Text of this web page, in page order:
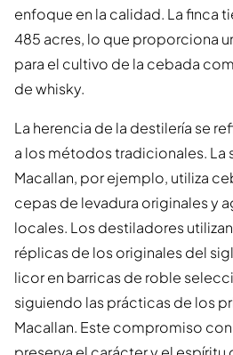
enfoque en la calidad. La finca
485 acres, lo que proporciona
para el cultivo de la cebada
de whisky.
La herencia de la destilería se
a los métodos tradicionales. La
Macallan, por ejemplo, utiliza
cepas de levadura originales y
locales. Los destiladores
réplicas de los originales del
licor en barricas de roble
siguiendo las prácticas de los
Macallan. Este compromiso